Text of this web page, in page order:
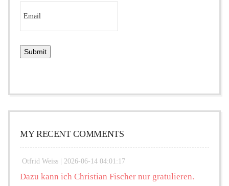
MY RECENT COMMENTS
Otfrid Weiss | 2026-06-14 04:01:17
Dazu kann ich Christian Fischer nur gratulieren.